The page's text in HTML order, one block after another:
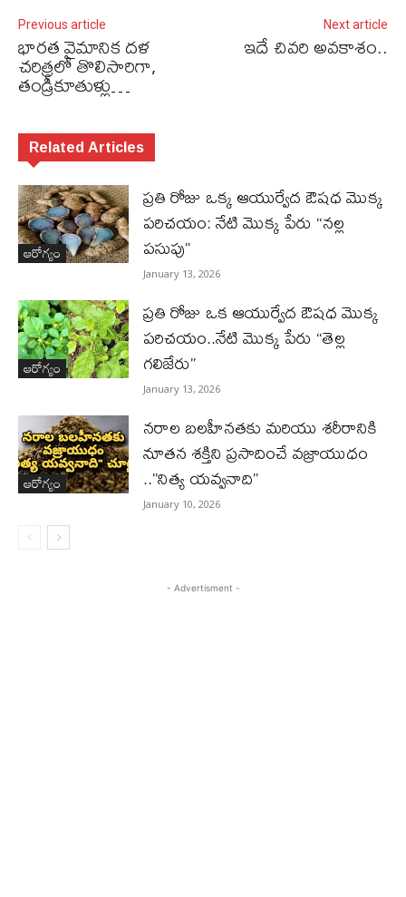
Previous article
భారత వైమానిక దళ
చరిత్రలో తొలిసారిగా,
తండ్రీకూతుళ్లు…
Next article
ఇదే చివరి అవకాశం..
Related Articles
ఆరోగ్యం
ప్రతి రోజు ఒక్క ఆయుర్వేద ఔషధ మొక్క
పరిచయం: నేటి మొక్క పేరు “నల్ల
పసుపు”
January 13, 2026
ఆరోగ్యం
ప్రతి రోజు ఒక ఆయుర్వేద ఔషధ మొక్క
పరిచయం..నేటి మొక్క పేరు “తెల్ల
గలిజేరు”
January 13, 2026
ఆరోగ్యం
నరాల బలహీనతకు మరియు శరీరానికి
నూతన శక్తిని ప్రసాదించే వజ్రాయుధం
..”నిత్య యవ్వనాది”
January 10, 2026
- Advertisment -